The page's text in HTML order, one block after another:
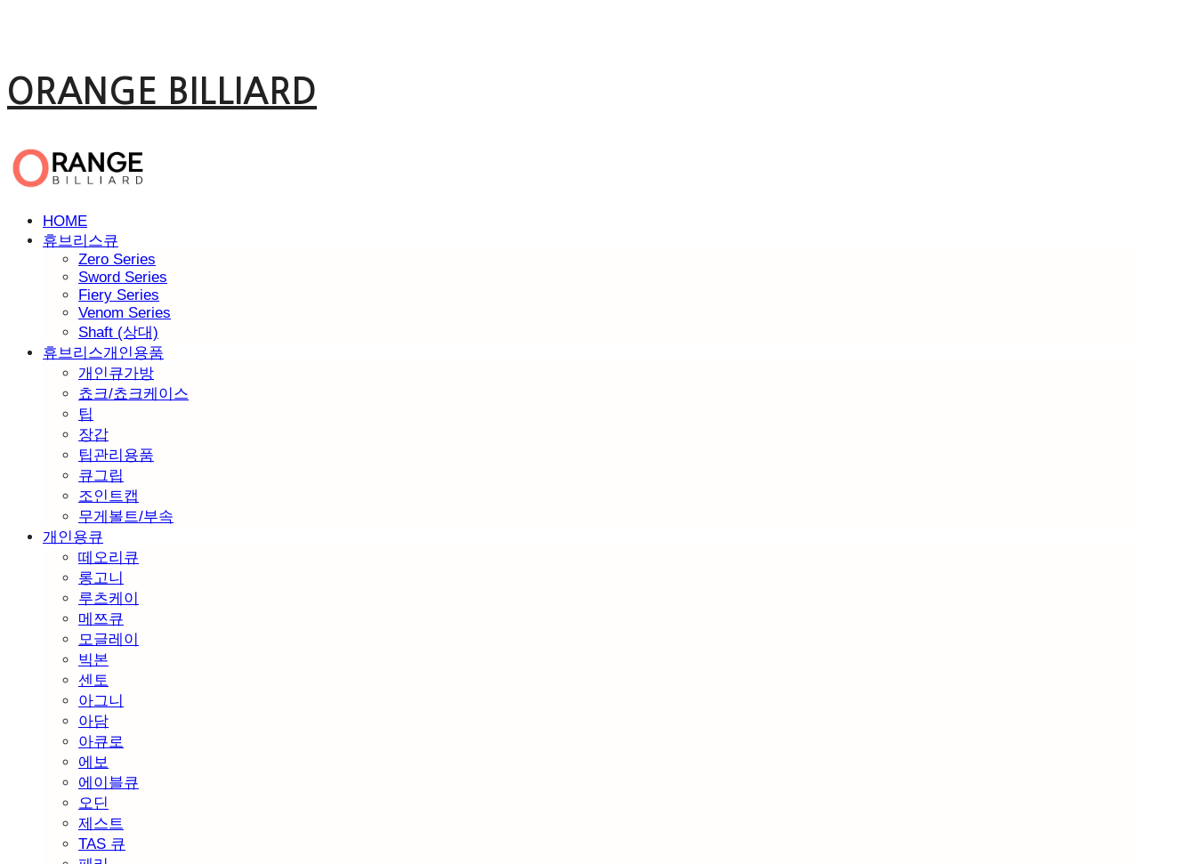
ORANGE BILLIARD
HOME
휴브리스큐
Zero Series
Sword Series
Fiery Series
Venom Series
Shaft (상대)
휴브리스개인용품
개인큐가방
쵸크/쵸크케이스
팁
장갑
팁관리용품
큐그립
조인트캡
무게볼트/부속
개인용큐
떼오리큐
롱고니
루츠케이
메쯔큐
모글레이
빅본
센토
아그니
아담
아큐로
에보
에이블큐
오딘
제스트
TAS 큐